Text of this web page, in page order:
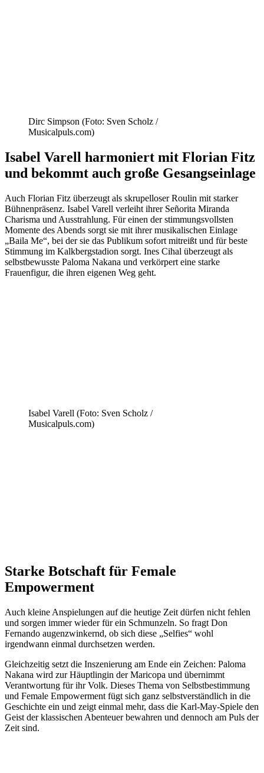
Dirc Simpson (Foto: Sven Scholz /
Musicalpuls.com)
Isabel Varell harmoniert mit Florian Fitz
und bekommt auch große Gesangseinlage
Auch Florian Fitz überzeugt als skrupelloser Roulin mit starker
Bühnenpräsenz. Isabel Varell verleiht ihrer Señorita Miranda
Charisma und Ausstrahlung. Für einen der stimmungsvollsten
Momente des Abends sorgt sie mit ihrer musikalischen Einlage
„Baila Me“, bei der sie das Publikum sofort mitreißt und für beste
Stimmung im Kalkbergstadion sorgt. Ines Cihal überzeugt als
selbstbewusste Paloma Nakana und verkörpert eine starke
Frauenfigur, die ihren eigenen Weg geht.
Isabel Varell (Foto: Sven Scholz /
Musicalpuls.com)
Starke Botschaft für Female
Empowerment
Auch kleine Anspielungen auf die heutige Zeit dürfen nicht fehlen
und sorgen immer wieder für ein Schmunzeln. So fragt Don
Fernando augenzwinkernd, ob sich diese „Selfies“ wohl
irgendwann einmal durchsetzen werden.
Gleichzeitig setzt die Inszenierung am Ende ein Zeichen: Paloma
Nakana wird zur Häuptlingin der Maricopa und übernimmt
Verantwortung für ihr Volk. Dieses Thema von Selbstbestimmung
und Female Empowerment fügt sich ganz selbstverständlich in die
Geschichte ein und zeigt einmal mehr, dass die Karl-May-Spiele den
Geist der klassischen Abenteuer bewahren und dennoch am Puls der
Zeit sind.